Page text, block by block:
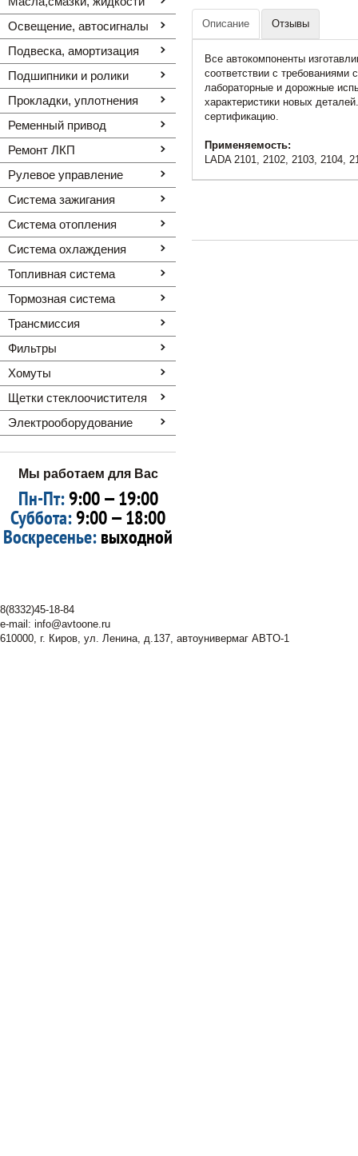
Освещение, автоcигналы
Подвеска, амортизация
Подшипники и ролики
Прокладки, уплотнения
Ременный привод
Ремонт ЛКП
Рулевое управление
Система зажигания
Система отопления
Система охлаждения
Топливная система
Тормозная система
Трансмиссия
Фильтры
Хомуты
Щетки стеклоочистителя
Электрооборудование
Мы работаем для Вас
Пн-Пт:9:00 — 19:00
Суббота:9:00 — 18:00
Воскресенье:выходной
Описание Отзывы
Все автокомпоненты
соответствии с
лабораторные и дорожные
характеристики новых
сертификацию.
Применяемость:
LADA 2101, 2102, 2103, 2104,
8(8332)45-18-84
e-mail: info@avtoone.ru
610000, г. Киров, ул. Ленина, д.137, автоунивермаг ABTO-1